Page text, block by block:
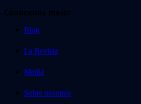
Conócenos mejor
Blog
La Revista
Media
Sobre nosotros